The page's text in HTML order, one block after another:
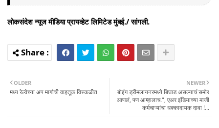
लोकसंदेश न्यूज मीडिया प्रायव्हेट लिमिटेड मुंबई./ सांगली.
NEWER
बोइंग ड्रीमलायनरमध्ये बिघाड असल्याचं समोर
आणलं, पण आम्हालाच.", एअर इंडियाच्या माजी
कर्मचाऱ्यांचा धक्कादायक दावा !...
OLDER
मध्य रेल्वेच्या अप मार्गाची वाहतूक विस्कळीत